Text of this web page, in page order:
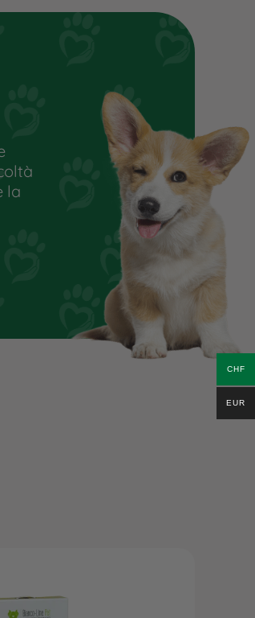
luso:
taglia del cane
in un luogo fresco
ai raggi solari
a disposizione
dacqua fresca
la
CHF
EUR